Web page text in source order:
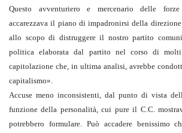
Questo avventuriero e mercenario delle forze
accarezzava il piano di impadronirsi della
allo scopo di distruggere il nostro partito
politica elaborata dal partito nel corso di
capitolazione che, in ultima analisi, avrebbe
capitalismo».
Accuse meno inconsistenti, dal punto di vista
funzione della personalità, cui pure il C.C.
potrebbero formulare. Può accadere benissimo